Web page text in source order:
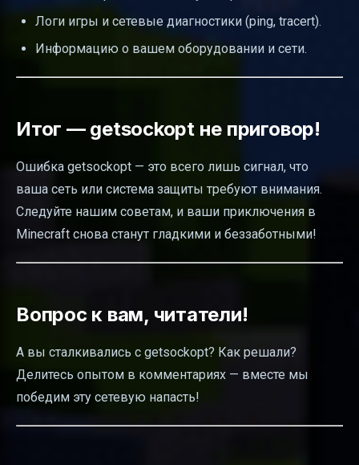
Логи игры и сетевые диагностики (ping, tracert).
Информацию о вашем оборудовании и сети.
Итог — getsockopt не приговор!
Ошибка getsockopt — это всего лишь сигнал, что
ваша сеть или система защиты требуют внимания.
Следуйте нашим советам, и ваши приключения в
Minecraft снова станут гладкими и беззаботными!
Вопрос к вам, читатели!
А вы сталкивались с getsockopt? Как решали?
Делитесь опытом в комментариях — вместе мы
победим эту сетевую напасть!